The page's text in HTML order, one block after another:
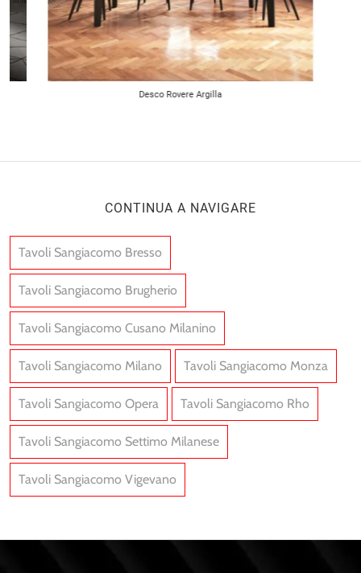
Desco Rovere Argilla
CONTINUA A NAVIGARE
Tavoli Sangiacomo Bresso
Tavoli Sangiacomo Brugherio
Tavoli Sangiacomo Cusano Milanino
Tavoli Sangiacomo Milano Tavoli Sangiacomo Monza
Tavoli Sangiacomo Opera Tavoli Sangiacomo Rho
Tavoli Sangiacomo Settimo Milanese
Tavoli Sangiacomo Vigevano